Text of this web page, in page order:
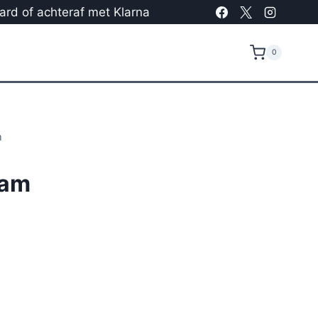
of achteraf met Klarna
0